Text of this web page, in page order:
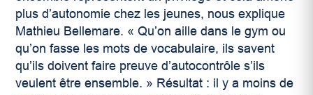
plus d’autonomie chez les jeunes, nous explique
Mathieu Bellemare. «Qu’on aille dans le gym ou
qu’on fasse les mots de vocabulaire, ils savent
qu’ils doivent faire preuve d’autocontrôle s’ils
veulent être ensemble. » Résultat : il y a moins de